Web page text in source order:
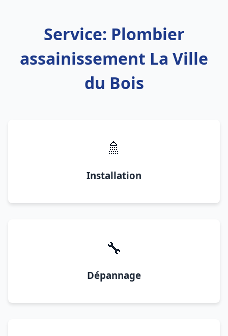
Service: Plombier
assainissement La Ville
du Bois
🚿
Installation
🔧
Dépannage